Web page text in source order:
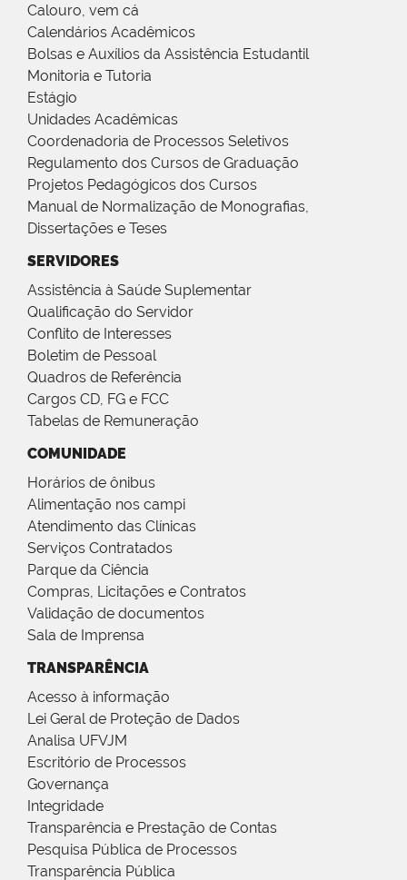
Calouro, vem cá
Calendários Acadêmicos
Bolsas e Auxílios da Assistência Estudantil
Monitoria e Tutoria
Estágio
Unidades Acadêmicas
Coordenadoria de Processos Seletivos
Regulamento dos Cursos de Graduação
Projetos Pedagógicos dos Cursos
Manual de Normalização de Monografias,
Dissertações e Teses
SERVIDORES
Assistência à Saúde Suplementar
Qualificação do Servidor
Conflito de Interesses
Boletim de Pessoal
Quadros de Referência
Cargos CD, FG e FCC
Tabelas de Remuneração
COMUNIDADE
Horários de ônibus
Alimentação nos campi
Atendimento das Clínicas
Serviços Contratados
Parque da Ciência
Compras, Licitações e Contratos
Validação de documentos
Sala de Imprensa
TRANSPARÊNCIA
Acesso à informação
Lei Geral de Proteção de Dados
Analisa UFVJM
Escritório de Processos
Governança
Integridade
Transparência e Prestação de Contas
Pesquisa Pública de Processos
Transparência Pública